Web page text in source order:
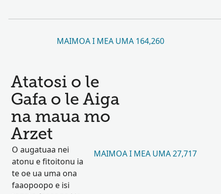
MAIMOA I MEA UMA 164,260
Atatosi o le
Gafa o le Aiga
na maua mo
Arzet
O augatuaa nei
atonu e fitoitonu ia
te oe ua uma ona
faaopoopo e isi
MAIMOA I MEA UMA 27,717